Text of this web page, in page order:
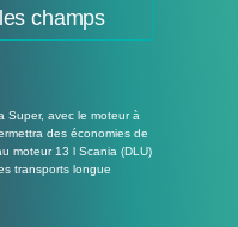
champs
Super, avec le moteur à
des économies de
moteur 13 l Scania (DLU)
transports longue